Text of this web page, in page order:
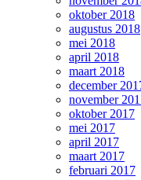
oktober 2018
augustus 2018
mei 2018
april 2018
maart 2018
december
november
oktober 2017
mei 2017
april 2017
maart 2017
februari 2017